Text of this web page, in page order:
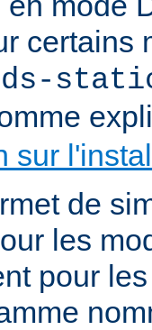
certains
sur
de
les
pour